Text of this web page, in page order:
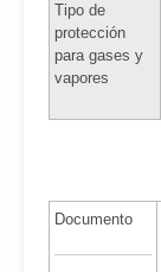
Tipo de
protección
para gases y
vapores
Documento